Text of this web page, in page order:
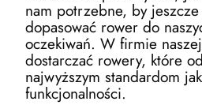
nam potrzebne, by
dopasować rower do
oczekiwań. W firmie
dostarczać rowery, które
najwyższym standardom
funkcjonalności.